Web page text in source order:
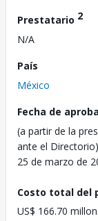
Prestatario 2
N/A
País
México
Fecha de
(a partir de la
ante el Directorio)
25 de marzo de
Costo total del
US$ 166.70